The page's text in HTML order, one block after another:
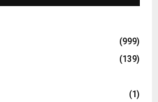
(999)
(139)
(1)